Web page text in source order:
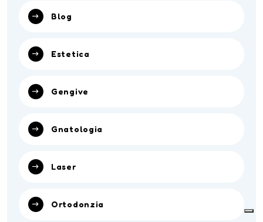
Blog
Estetica
Gengive
Gnatologia
Laser
Ortodonzia